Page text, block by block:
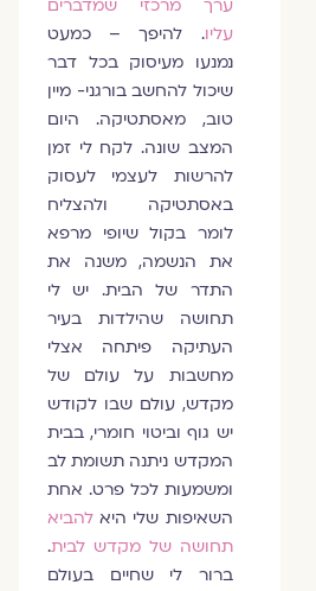
ערך מרכזי שמדברים
עליו. להיפך – כמעט
נמנעו מעיסוק בכל דבר
שיכול להחשב בורגני- מיין
טוב, מאסתטיקה. היום
המצב שונה. לקח לי זמן
להרשות לעצמי לעסוק
באסתטיקה ולהצליח
לומר בקול שיופי מרפא
את הנשמה, משנה את
התדר של הבית. יש לי
תחושה שהילדות בעיר
העתיקה פיתחה אצלי
מחשבות על עולם של
מקדש, עולם שבו לקודש
יש גוף וביטוי חומרי, בבית
המקדש ניתנה תשומת לב
ומשמעות לכל פרט. אחת
השאיפות שלי היאלהביא
תחושה של מקדש לבית.
ברור לי שחיים בעולם